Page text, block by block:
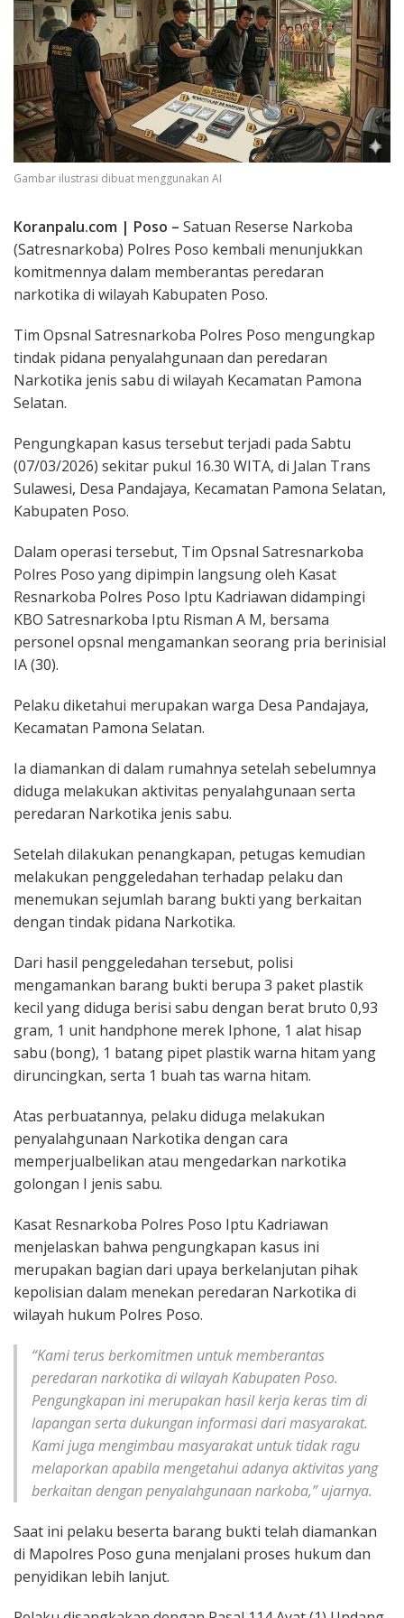
Gambar ilustrasi dibuat menggunakan AI
Koranpalu.com | Poso – Satuan Reserse Narkoba
(Satresnarkoba) Polres Poso kembali menunjukkan
komitmennya dalam memberantas peredaran
narkotika di wilayah Kabupaten Poso.
Tim Opsnal Satresnarkoba Polres Poso mengungkap
tindak pidana penyalahgunaan dan peredaran
Narkotika jenis sabu di wilayah Kecamatan Pamona
Selatan.
Pengungkapan kasus tersebut terjadi pada Sabtu
(07/03/2026) sekitar pukul 16.30 WITA, di Jalan Trans
Sulawesi, Desa Pandajaya, Kecamatan Pamona Selatan,
Kabupaten Poso.
Dalam operasi tersebut, Tim Opsnal Satresnarkoba
Polres Poso yang dipimpin langsung oleh Kasat
Resnarkoba Polres Poso Iptu Kadriawan didampingi
KBO Satresnarkoba Iptu Risman A M, bersama
personel opsnal mengamankan seorang pria berinisial
IA (30).
Pelaku diketahui merupakan warga Desa Pandajaya,
Kecamatan Pamona Selatan.
Ia diamankan di dalam rumahnya setelah sebelumnya
diduga melakukan aktivitas penyalahgunaan serta
peredaran Narkotika jenis sabu.
Setelah dilakukan penangkapan, petugas kemudian
melakukan penggeledahan terhadap pelaku dan
menemukan sejumlah barang bukti yang berkaitan
dengan tindak pidana Narkotika.
Dari hasil penggeledahan tersebut, polisi
mengamankan barang bukti berupa 3 paket plastik
kecil yang diduga berisi sabu dengan berat bruto 0,93
gram, 1 unit handphone merek Iphone, 1 alat hisap
sabu (bong), 1 batang pipet plastik warna hitam yang
diruncingkan, serta 1 buah tas warna hitam.
Atas perbuatannya, pelaku diduga melakukan
penyalahgunaan Narkotika dengan cara
memperjualbelikan atau mengedarkan narkotika
golongan I jenis sabu.
Kasat Resnarkoba Polres Poso Iptu Kadriawan
menjelaskan bahwa pengungkapan kasus ini
merupakan bagian dari upaya berkelanjutan pihak
kepolisian dalam menekan peredaran Narkotika di
wilayah hukum Polres Poso.
“Kami terus berkomitmen untuk memberantas
peredaran narkotika di wilayah Kabupaten Poso.
Pengungkapan ini merupakan hasil kerja keras tim di
lapangan serta dukungan informasi dari masyarakat.
Kami juga mengimbau masyarakat untuk tidak ragu
melaporkan apabila mengetahui adanya aktivitas yang
berkaitan dengan penyalahgunaan narkoba,” ujarnya.
Saat ini pelaku beserta barang bukti telah diamankan
di Mapolres Poso guna menjalani proses hukum dan
penyidikan lebih lanjut.